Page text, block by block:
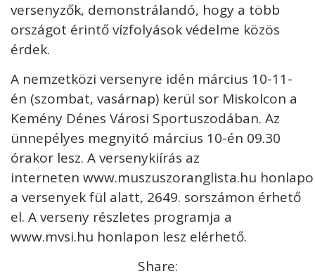
versenyzők, demonstrálandó, hogy a több
országot érintő vízfolyások védelme közös
érdek.
A nemzetközi versenyre idén március 10-11-
én (szombat, vasárnap) kerül sor Miskolcon a
Kemény Dénes Városi Sportuszodában. Az
ünnepélyes megnyitó március 10-én 09.30
órakor lesz. A versenykiírás az
interneten www.muszuszoranglista.hu
a versenyek fül alatt, 2649. sorszámon érhető
el. A verseny részletes programja a
www.mvsi.hu honlapon lesz elérhető.
Share: